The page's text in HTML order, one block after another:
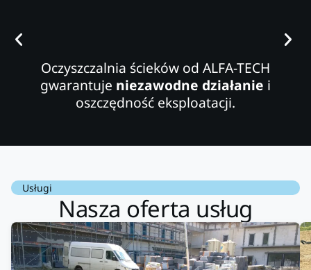
Oczyszczalnia ścieków od ALFA-TECH
gwarantuje niezawodne działanie i
oszczędność eksploatacji.
Usługi
Nasza oferta usług